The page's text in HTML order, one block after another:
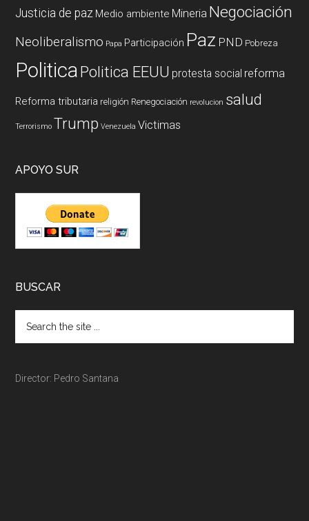
Justicia de paz Medio ambiente Mineria Negociación
Neoliberalismo Papa Participación Paz PND Pobreza
PoliticaPolitica EEUU protesta social reforma
Reforma tributaria religión Renegociación revolucion salud
Terrorismo Trump Venezuela Victimas
APOYO SUR
BUSCAR
Director: Pedro Santana